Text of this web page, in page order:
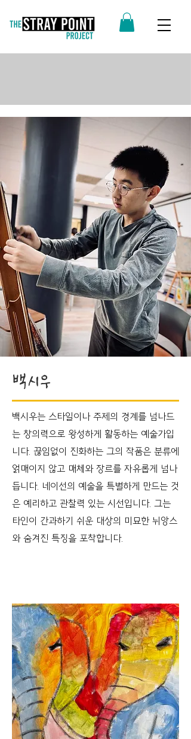
​백시우
백시우는 스타일이나 주제의 경계를 넘나드
는 창의력으로 왕성하게 활동하는 예술가입
니다. 끊임없이 진화하는 그의 작품은 분류에
얽매이지 않고 매체와 장르를 자유롭게 넘나
듭니다. 네이선의 예술을 특별하게 만드는 것
은 예리하고 관찰력 있는 시선입니다. 그는
타인이 간과하기 쉬운 대상의 미묘한 뉘앙스
와 숨겨진 특징을 포착합니다.